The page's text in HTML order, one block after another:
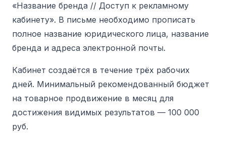
«Название бренда // Доступ к рекламному
кабинету». В письме необходимо прописать
полное название юридического лица, название
бренда и адреса электронной почты.
Кабинет создаётся в течение трёх рабочих
дней. Минимальный рекомендованный бюджет
на товарное продвижение в месяц для
достижения видимых результатов — 100 000
руб.